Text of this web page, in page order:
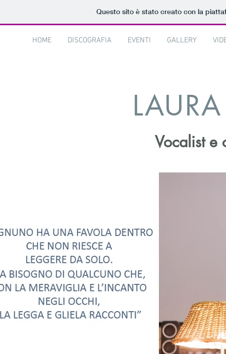
Questo sito è stato creato con la
HOME DISCOGRAFIA EVENTI GALLERY
Vocalist e